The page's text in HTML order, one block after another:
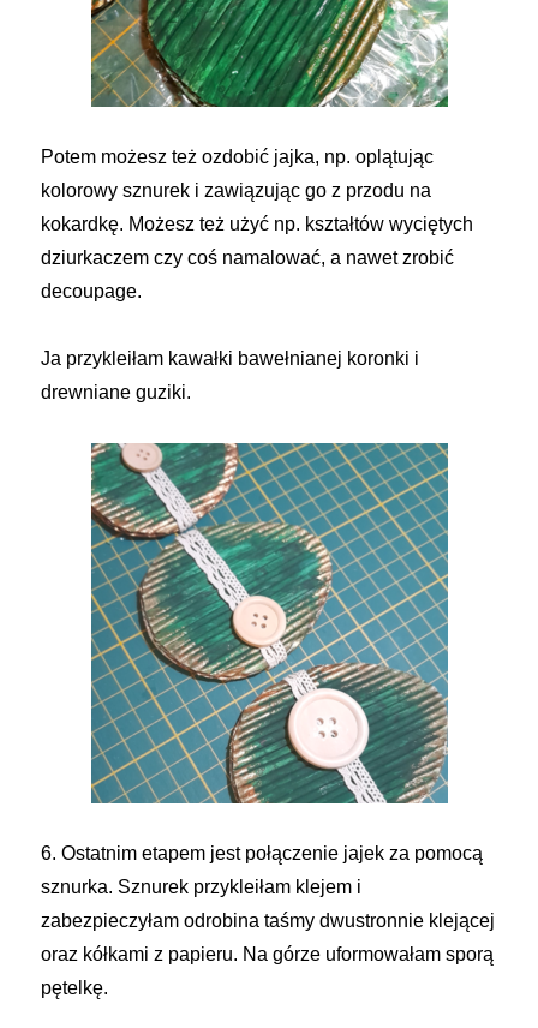
Potem możesz też ozdobić jajka, np. oplątując
kolorowy sznurek i zawiązując go z przodu na
kokardkę. Możesz też użyć np. kształtów wyciętych
dziurkaczem czy coś namalować, a nawet zrobić
decoupage.
Ja przykleiłam kawałki bawełnianej koronki i
drewniane guziki.
6. Ostatnim etapem jest połączenie jajek za pomocą
sznurka. Sznurek przykleiłam klejem i
zabezpieczyłam odrobina taśmy dwustronnie klejącej
oraz kółkami z papieru. Na górze uformowałam sporą
pętelkę.